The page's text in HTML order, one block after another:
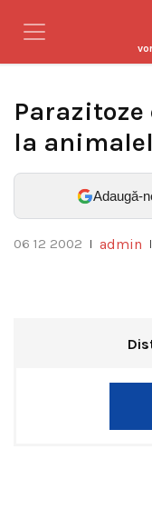
la
Adaugă-
06 12 2002 admin